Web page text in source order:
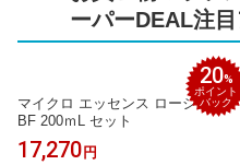
ーパーDEAL注
20%
ポイント
バック
マイクロ エッセンス ローション
BF 200ｍL セット
17,270円